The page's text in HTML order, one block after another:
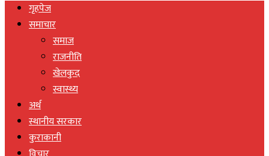
गृहपेज
समाचार
समाज
राजनीति
खेलकुद
स्वास्थ्य
अर्थ
स्थानीय सरकार
कुराकानी